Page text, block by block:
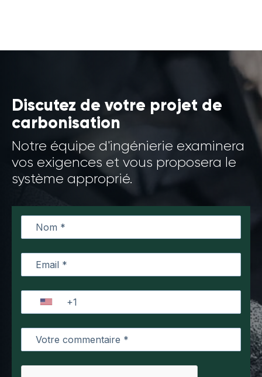
Discutez de votre projet de
carbonisation
Notre équipe d'ingénierie examinera
vos exigences et vous proposera le
système approprié.